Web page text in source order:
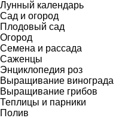
Лунный календарь
Сад и огород
Плодовый сад
Огород
Семена и рассада
Саженцы
Энциклопедия роз
Выращивание винограда
Выращивание грибов
Теплицы и парники
Полив